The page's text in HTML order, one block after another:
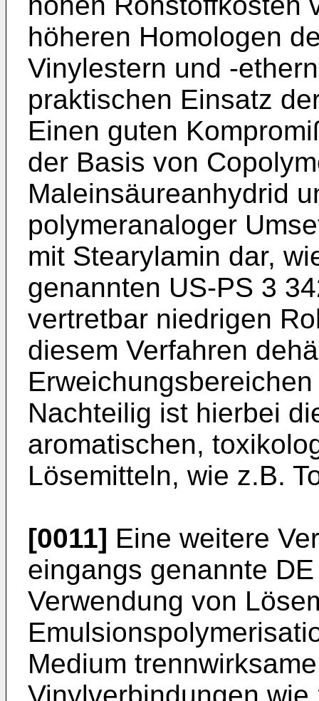
höheren Homologen
Vinylestern und -
praktischen Einsatz
Einen guten
der Basis von
Maleinsäureanhydrid
polymeranaloger
mit Stearylamin dar,
genannten US-PS 3
vertretbar niedrigen
diesem Verfahren
Nachteilig ist hierbei
aromatischen,
Lösemitteln, wie z.B.
[0011] Eine weitere
eingangs genannte
Verwendung von
Medium